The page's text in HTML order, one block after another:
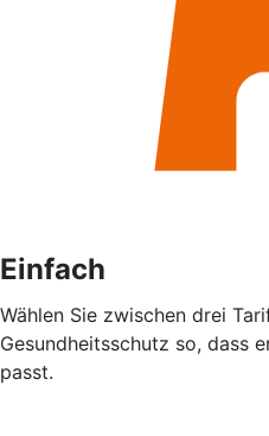
Einfach
Wählen Sie zwischen drei
Gesundheitsschutz so, dass
passt.